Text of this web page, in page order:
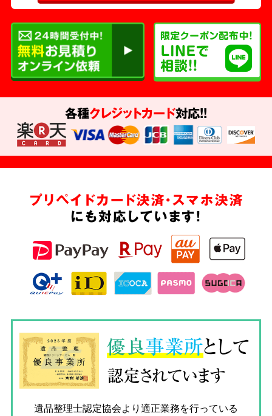
各種クレジットカード対応!!
プリペイドカード決済・スマホ決済
にも対応しています!
優良事業所として
認定されています
遺品整理士認定協会より適正業務を行っている